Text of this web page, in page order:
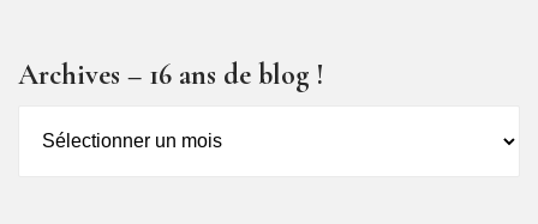
Archives – 16 ans de blog !